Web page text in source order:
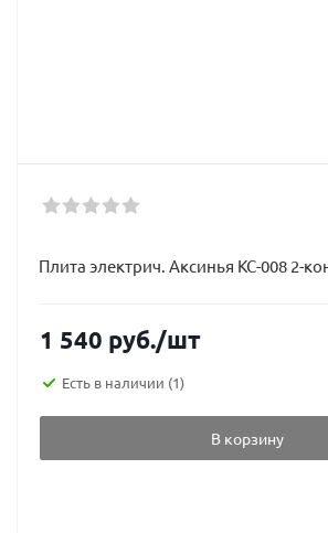
Плита электрич. Аксинья КС-008 2-
1 540 руб./шт
Есть в наличии (1)
В корзину